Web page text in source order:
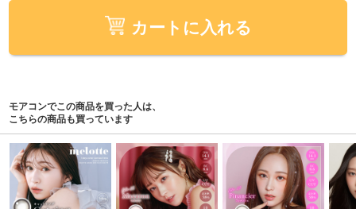
カートに入れる
モアコンでこの商品を買った人は、
こちらの商品も買っています